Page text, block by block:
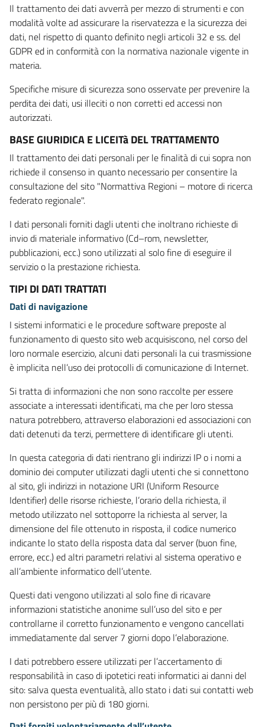
Il trattamento dei dati avverrà per mezzo di strumenti e con
modalità volte ad assicurare la riservatezza e la sicurezza dei
dati, nel rispetto di quanto definito negli articoli 32 e ss. del
GDPR ed in conformità con la normativa nazionale vigente in
materia.
Specifiche misure di sicurezza sono osservate per prevenire la
perdita dei dati, usi illeciti o non corretti ed accessi non
autorizzati.
BASE GIURIDICA E LICEITà DEL TRATTAMENTO
Il trattamento dei dati personali per le finalità di cui sopra non
richiede il consenso in quanto necessario per consentire la
consultazione del sito "Normattiva Regioni – motore di ricerca
federato regionale".
I dati personali forniti dagli utenti che inoltrano richieste di
invio di materiale informativo (Cd–rom, newsletter,
pubblicazioni, ecc.) sono utilizzati al solo fine di eseguire il
servizio o la prestazione richiesta.
TIPI DI DATI TRATTATI
Dati di navigazione
I sistemi informatici e le procedure software preposte al
funzionamento di questo sito web acquisiscono, nel corso del
loro normale esercizio, alcuni dati personali la cui trasmissione
è implicita nell’uso dei protocolli di comunicazione di Internet.
Si tratta di informazioni che non sono raccolte per essere
associate a interessati identificati, ma che per loro stessa
natura potrebbero, attraverso elaborazioni ed associazioni con
dati detenuti da terzi, permettere di identificare gli utenti.
In questa categoria di dati rientrano gli indirizzi IP o i nomi a
dominio dei computer utilizzati dagli utenti che si connettono
al sito, gli indirizzi in notazione URI (Uniform Resource
Identifier) delle risorse richieste, l’orario della richiesta, il
metodo utilizzato nel sottoporre la richiesta al server, la
dimensione del file ottenuto in risposta, il codice numerico
indicante lo stato della risposta data dal server (buon fine,
errore, ecc.) ed altri parametri relativi al sistema operativo e
all’ambiente informatico dell’utente.
Questi dati vengono utilizzati al solo fine di ricavare
informazioni statistiche anonime sull’uso del sito e per
controllarne il corretto funzionamento e vengono cancellati
immediatamente dal server 7 giorni dopo l’elaborazione.
I dati potrebbero essere utilizzati per l’accertamento di
responsabilità in caso di ipotetici reati informatici ai danni del
sito: salva questa eventualità, allo stato i dati sui contatti web
non persistono per più di 180 giorni.